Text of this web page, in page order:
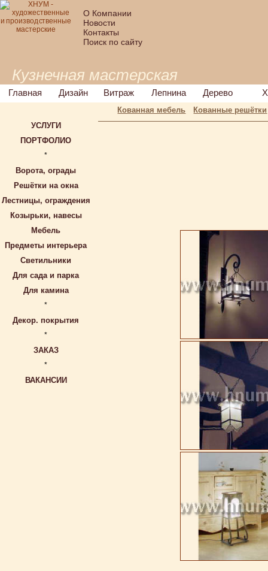
О Компании
Новости
Контакты
Поиск по сайту
Кузнечная мастерская
Главная Дизайн Витраж Лепнина Дерево
Кованная мебель
Кованные решётки
УСЛУГИ
ПОРТФОЛИО
*
Ворота, ограды
Решётки на окна
Лестницы, ограждения
Козырьки, навесы
Мебель
Предметы интерьера
Светильники
Для сада и парка
Для камина
*
Декор. покрытия
*
ЗАКАЗ
*
ВАКАНСИИ